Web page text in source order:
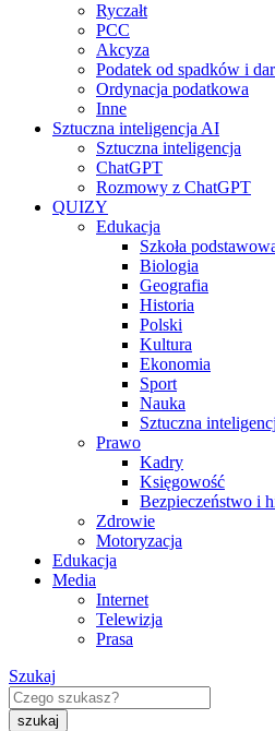
Ryczałt
PCC
Akcyza
Podatek od spadków i
Ordynacja podatkowa
Inne
Sztuczna inteligencja AI
Sztuczna inteligencja
ChatGPT
Rozmowy z ChatGPT
QUIZY
Edukacja
Szkoła
Biologia
Geografia
Historia
Polski
Kultura
Ekonomia
Sport
Nauka
Sztuczna
Prawo
Kadry
Księgowość
Bezpieczeństwo i
Zdrowie
Motoryzacja
Edukacja
Media
Internet
Telewizja
Prasa
Szukaj